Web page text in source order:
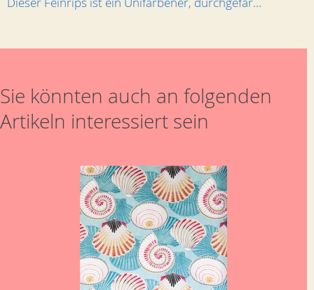
Sie könnten auch an folgenden
Artikeln interessiert sein